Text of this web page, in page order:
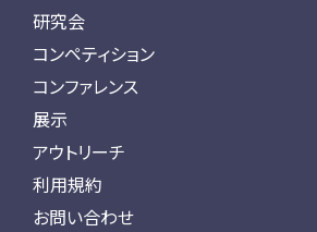
研究会
コンペティション
コンファレンス
展示
アウトリーチ
利用規約
お問い合わせ